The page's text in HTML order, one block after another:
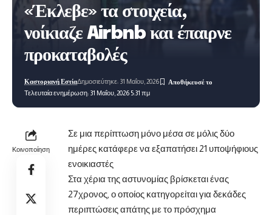
«Έκλεβε» τα στοιχεία,
νοίκιαζε Airbnb και έπαιρνε
προκαταβολές
Τελευταία ενημέρωση: 31 Μαΐου, 2026 5:31 πμ
Καστοριανή ΕστίαΔημοσιεύτηκε: 31 Μαΐου, 2026
Κοινοποίηση
Σε μια περίπτωση μόνο μέσα σε μόλις δύο
ημέρες κατάφερε να εξαπατήσει 21 υποψήφιους
ενοικιαστές
Στα χέρια της αστυνομίας βρίσκεται ένας
27χρονος, ο οποίος κατηγορείται για δεκάδες
περιπτώσεις απάτης με το πρόσχημα